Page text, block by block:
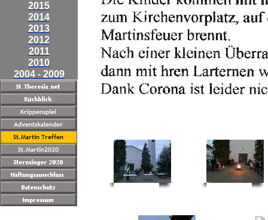
2015
2014
2013
2012
2011
2010
2004 - 2009